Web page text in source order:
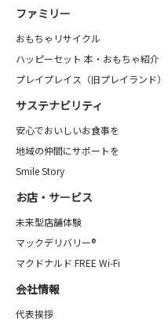
ファミリー
おもちゃリサイクル
ハッピーセット 本・おもちゃ紹介
プレイプレイス（旧プレイランド）
サステナビリティ
安心でおいしいお食事を
地域の仲間にサポートを
Smile Story
お店・サービス
未来型店舗体験
マックデリバリー®
マクドナルド FREE Wi-Fi
会社情報
代表挨拶